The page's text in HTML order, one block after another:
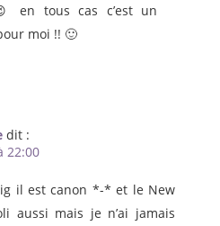
en tous cas c’est un
moi !! 🙂
dit :
22:00
il est canon *-* et le New
aussi mais je n’ai jamais